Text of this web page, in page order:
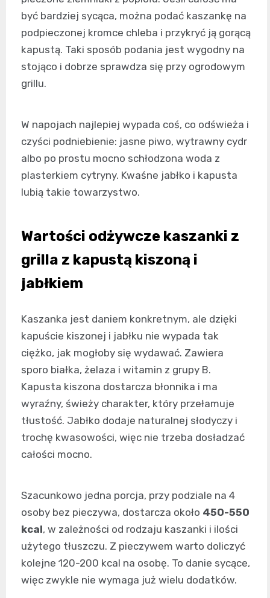
być bardziej sycąca, można podać kaszankę na
podpieczonej kromce chleba i przykryć ją gorącą
kapustą. Taki sposób podania jest wygodny na
stojąco i dobrze sprawdza się przy ogrodowym
grillu.
W napojach najlepiej wypada coś, co odświeża i
czyści podniebienie: jasne piwo, wytrawny cydr
albo po prostu mocno schłodzona woda z
plasterkiem cytryny. Kwaśne jabłko i kapusta
lubią takie towarzystwo.
Wartości odżywcze kaszanki z
grilla z kapustą kiszoną i
jabłkiem
Kaszanka jest daniem konkretnym, ale dzięki
kapuście kiszonej i jabłku nie wypada tak
ciężko, jak mogłoby się wydawać. Zawiera
sporo białka, żelaza i witamin z grupy B.
Kapusta kiszona dostarcza błonnika i ma
wyraźny, świeży charakter, który przełamuje
tłustość. Jabłko dodaje naturalnej słodyczy i
trochę kwasowości, więc nie trzeba dosładzać
całości mocno.
Szacunkowo jedna porcja, przy podziale na 4
osoby bez pieczywa, dostarcza około 450-550
kcal, w zależności od rodzaju kaszanki i ilości
użytego tłuszczu. Z pieczywem warto doliczyć
kolejne 120-200 kcal na osobę. To danie sycące,
więc zwykle nie wymaga już wielu dodatków.